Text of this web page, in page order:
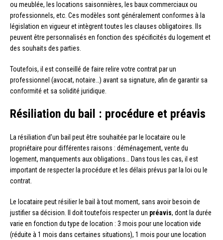
ou meublée, les locations saisonnières, les baux commerciaux ou
professionnels, etc. Ces modèles sont généralement conformes à la
législation en vigueur et intègrent toutes les clauses obligatoires. Ils
peuvent être personnalisés en fonction des spécificités du logement et
des souhaits des parties.
Toutefois, il est conseillé de faire relire votre contrat par un
professionnel (avocat, notaire…) avant sa signature, afin de garantir sa
conformité et sa solidité juridique.
Résiliation du bail : procédure et préavis
La résiliation d’un bail peut être souhaitée par le locataire ou le
propriétaire pour différentes raisons : déménagement, vente du
logement, manquements aux obligations… Dans tous les cas, il est
important de respecter la procédure et les délais prévus par la loi ou le
contrat.
Le locataire peut résilier le bail à tout moment, sans avoir besoin de
justifier sa décision. Il doit toutefois respecter un préavis, dont la durée
varie en fonction du type de location : 3 mois pour une location vide
(réduite à 1 mois dans certaines situations), 1 mois pour une location